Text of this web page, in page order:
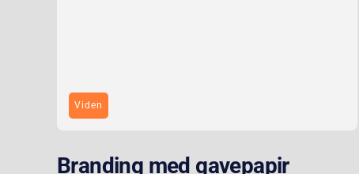
Viden
Branding med gavepapir